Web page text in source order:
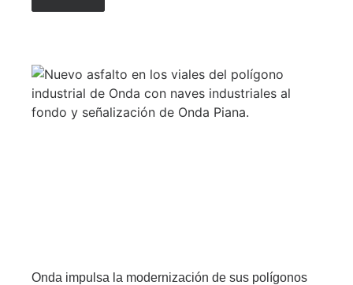
Onda impulsa la modernización de sus polígonos